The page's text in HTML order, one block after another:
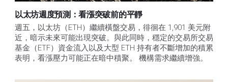
以太坊週度預測：看漲突破前的平靜
週五，以太坊（ETH）繼續橫盤交易，徘徊在 1,901 美元附
近，暗示未來可能出現突破。與此同時，穩定的交易所交易
基金（ETF）資金流入以及大型 ETH 持有者不斷增加的積累
表明，看漲壓力可能正在暗中積聚。 機構需求繼續增強。